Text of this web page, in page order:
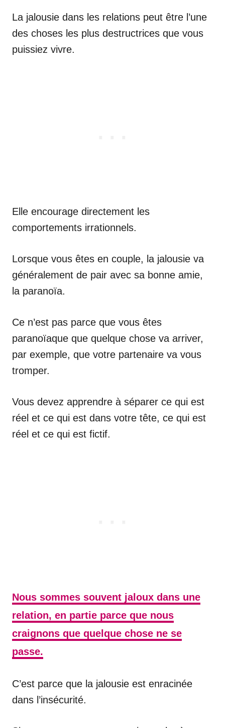
La jalousie dans les relations peut être l’une
des choses les plus destructrices que vous
puissiez vivre.
Elle encourage directement les
comportements irrationnels.
Lorsque vous êtes en couple, la jalousie va
généralement de pair avec sa bonne amie,
la paranoïa.
Ce n’est pas parce que vous êtes
paranoïaque que quelque chose va arriver,
par exemple, que votre partenaire va vous
tromper.
Vous devez apprendre à séparer ce qui est
réel et ce qui est dans votre tête, ce qui est
réel et ce qui est fictif.
Nous sommes souvent jaloux dans une
relation, en partie parce que nous
craignons que quelque chose ne se
passe.
C’est parce que la jalousie est enracinée
dans l’insécurité.